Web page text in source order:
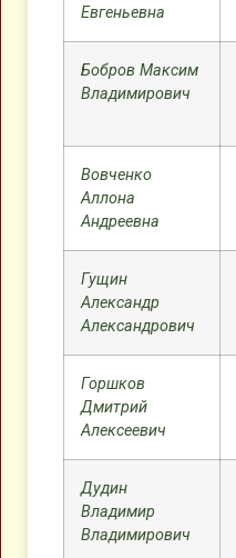
Евгеньевна
Бобров Максим
Владимирович
Вовченко
Аллона
Андреевна
Гущин
Александр
Александрович
Горшков
Дмитрий
Алексеевич
Дудин
Владимир
Владимирович